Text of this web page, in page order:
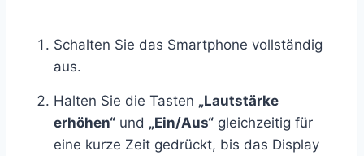
Schalten Sie das Smartphone vollständig
aus.
Halten Sie die Tasten „Lautstärke
erhöhen“ und „Ein/Aus“ gleichzeitig für
eine kurze Zeit gedrückt, bis das Display